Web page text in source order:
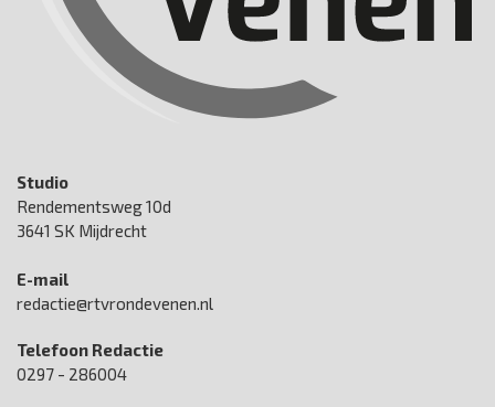
Studio
Rendementsweg 10d
3641 SK Mijdrecht
E-mail
redactie@rtvrondevenen.nl
Telefoon Redactie
0297 - 286004